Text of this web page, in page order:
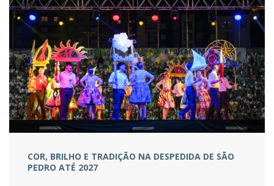
COR, BRILHO E TRADIÇÃO NA DESPEDIDA DE SÃO
PEDRO ATÉ 2027